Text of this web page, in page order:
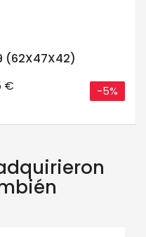
(62X47X42)
€ -5%